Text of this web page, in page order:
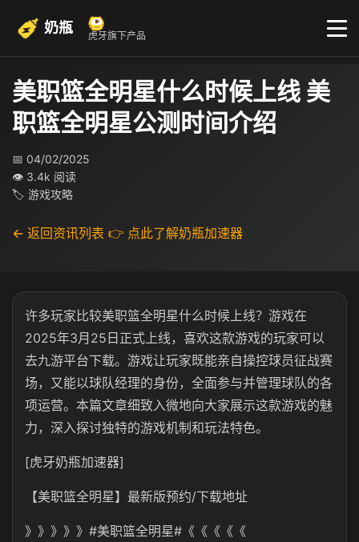
奶瓶 虎牙旗下产品
美职篮全明星什么时候上线 美
职篮全明星公测时间介绍
📅 04/02/2025
👁 3.4k 阅读
🏷 游戏攻略
← 返回资讯列表 👉 点此了解奶瓶加速器
许多玩家比较美职篮全明星什么时候上线？游戏在
2025年3月25日正式上线，喜欢这款游戏的玩家可以
去九游平台下载。游戏让玩家既能亲自操控球员征战赛
场，又能以球队经理的身份，全面参与并管理球队的各
项运营。本篇文章细致入微地向大家展示这款游戏的魅
力，深入探讨独特的游戏机制和玩法特色。
[虎牙奶瓶加速器]
【美职篮全明星】最新版预约/下载地址
》》》》》#美职篮全明星#《《《《《